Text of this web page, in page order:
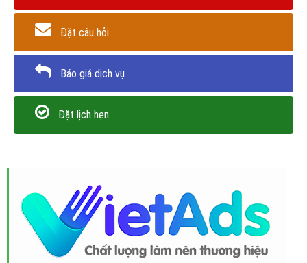
Đặt câu hỏi
Báo giá dịch vụ
Đặt lịch hẹn